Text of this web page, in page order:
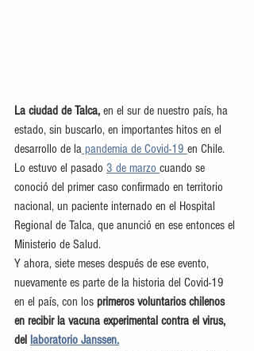
La ciudad de Talca, en el sur de nuestro país, ha
estado, sin buscarlo, en importantes hitos en el
desarrollo de la pandemia de Covid-19 en Chile.
Lo estuvo el pasado 3 de marzo cuando se
conoció del primer caso confirmado en territorio
nacional, un paciente internado en el Hospital
Regional de Talca, que anunció en ese entonces el
Ministerio de Salud.
Y ahora, siete meses después de ese evento,
nuevamente es parte de la historia del Covid-19
en el país, con los primeros voluntarios chilenos
en recibir la vacuna experimental contra el virus,
del laboratorio Janssen.